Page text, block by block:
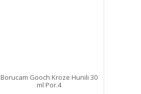
Borucam Gooch Kroze Hunili 30
ml Por.4